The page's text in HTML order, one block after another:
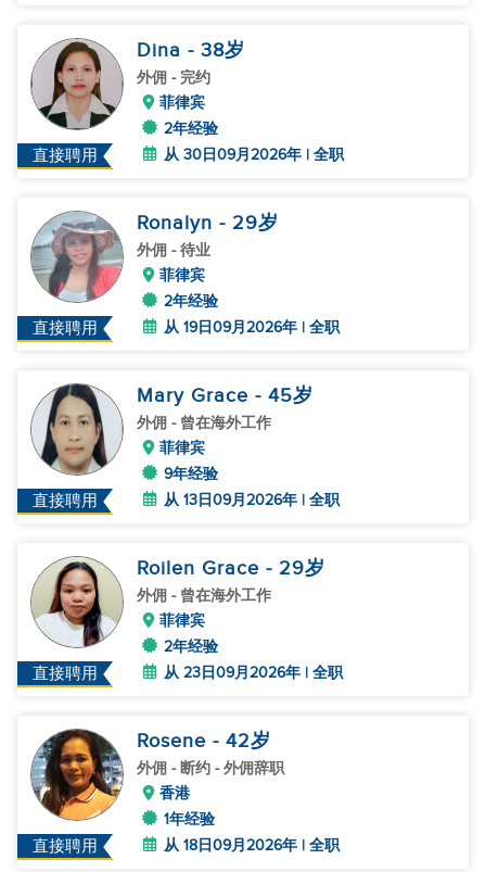
直接聘用
Dina - 38岁
外佣 - 完约
菲律宾
2年经验
从 30日09月2026年 | 全职
直接聘用
Ronalyn - 29岁
外佣 - 待业
菲律宾
2年经验
从 19日09月2026年 | 全职
直接聘用
Mary Grace - 45岁
外佣 - 曾在海外工作
菲律宾
9年经验
从 13日09月2026年 | 全职
直接聘用
Roilen Grace - 29岁
外佣 - 曾在海外工作
菲律宾
2年经验
从 23日09月2026年 | 全职
直接聘用
Rosene - 42岁
外佣 - 断约 - 外佣辞职
香港
1年经验
从 18日09月2026年 | 全职